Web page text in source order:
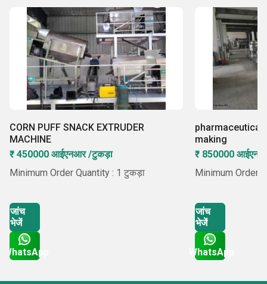
CORN PUFF SNACK EXTRUDER
MACHINE
₹ 450000 आईएनआर /टुकड़ा
Minimum Order Quantity : 1 टुकड़ा
जांच
भेजें
WhatsApp
pharmaceutical
making
₹ 850000
Minimum Order
जांच
भेजें
WhatsApp